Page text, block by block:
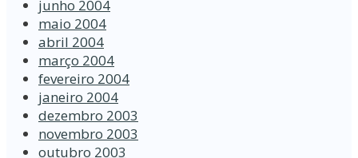
junho 2004
maio 2004
abril 2004
março 2004
fevereiro 2004
janeiro 2004
dezembro 2003
novembro 2003
outubro 2003